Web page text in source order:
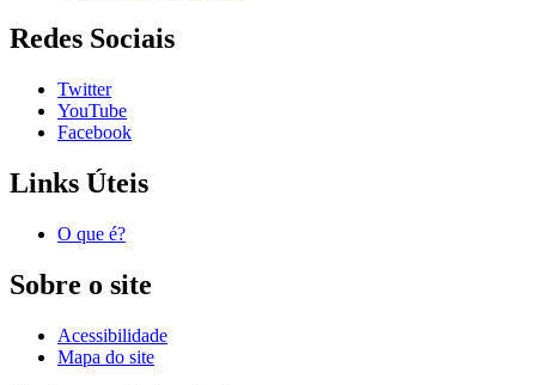
Redes Sociais
Twitter
YouTube
Facebook
Links Úteis
O que é?
Sobre o site
Acessibilidade
Mapa do site